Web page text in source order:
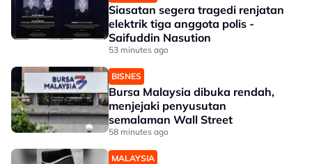
Siasatan segera tragedi renjatan
elektrik tiga anggota polis -
Saifuddin Nasution
53 minutes ago
BISNES
Bursa Malaysia dibuka rendah,
menjejaki penyusutan
semalaman Wall Street
58 minutes ago
MALAYSIA